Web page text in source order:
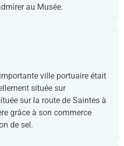
au Musée.
ville portuaire était
située sur
sur la route de Saintes à
grâce à son commerce
de sel.